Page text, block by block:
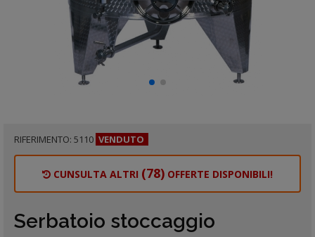
RIFERIMENTO: 5110 VENDUTO
CUNSULTA ALTRI (78) OFFERTE DISPONIBILI!
Serbatoio stoccaggio